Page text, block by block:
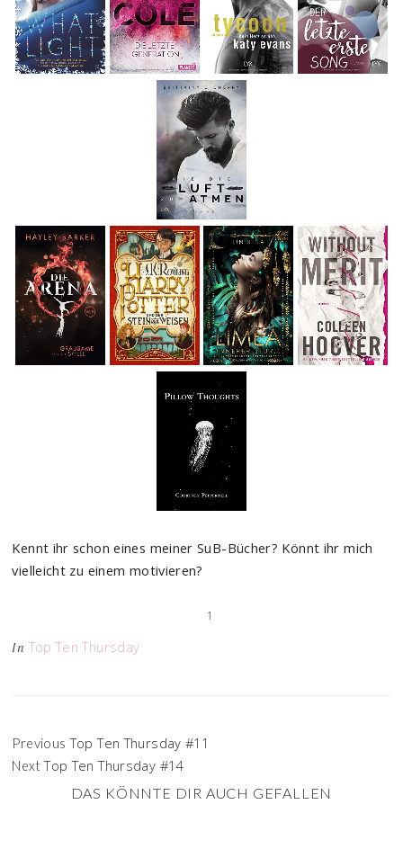
Kennt ihr schon eines meiner SuB-Bücher? Könnt ihr mich
vielleicht zu einem motivieren?
1
In Top Ten Thursday
Previous Top Ten Thursday #11
Next Top Ten Thursday #14
DAS KÖNNTE DIR AUCH GEFALLEN